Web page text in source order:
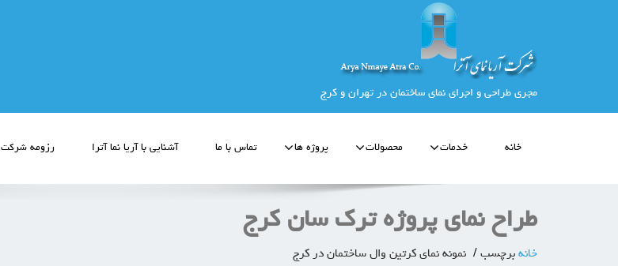
مجری طراحی و اجرای نمای ساختمان در تهران و کرج
خانه خدمات محصولات پروژه ها تماس با ما آشنایی با آریا نما آترا رزومه شرکت
طراح نمای پروژه ترک سان کرج
خانه برچسب نمونه نمای کرتین وال ساختمان در کرج